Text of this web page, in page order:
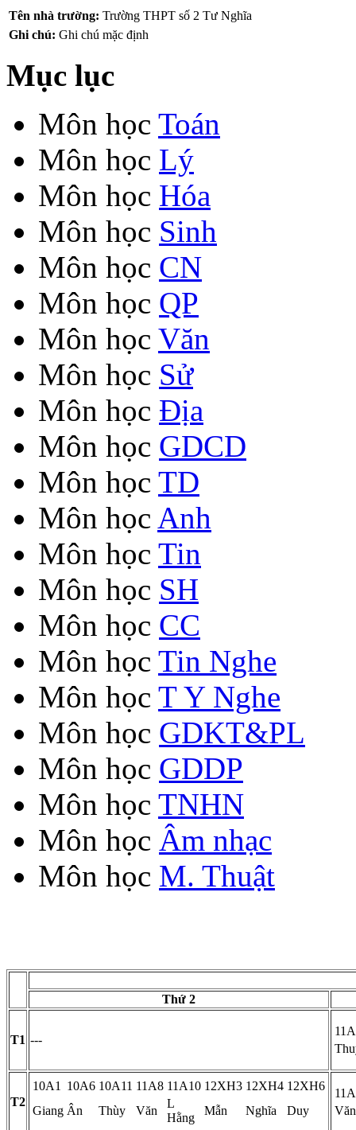
Tên nhà trường: Trường THPT số 2 Tư Nghĩa
Ghi chú: Ghi chú mặc định
Mục lục
Môn học Toán
Môn học Lý
Môn học Hóa
Môn học Sinh
Môn học CN
Môn học QP
Môn học Văn
Môn học Sử
Môn học Địa
Môn học GDCD
Môn học TD
Môn học Anh
Môn học Tin
Môn học SH
Môn học CC
Môn học Tin Nghe
Môn học T Y Nghe
Môn học GDKT&PL
Môn học GDDP
Môn học TNHN
Môn học Âm nhạc
Môn học M. Thuật
Thứ 2
T1 ---
T2
10A1 10A6 10A11 11A8 11A10 12XH3 12XH4 12XH6
Giang Ân Thùy Văn
L
Hằng
Mẫn Nghĩa Duy
Văn